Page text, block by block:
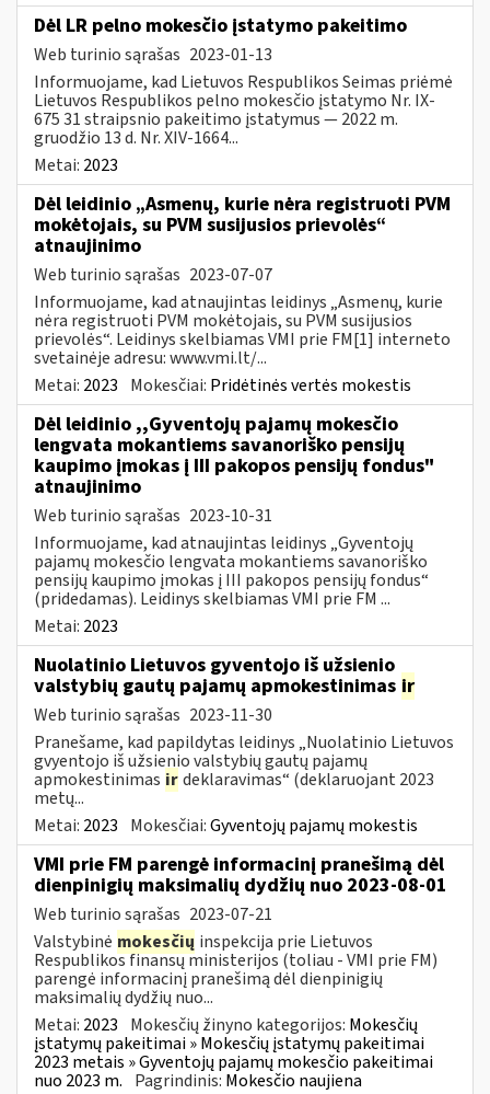
Dėl LR pelno mokesčio įstatymo pakeitimo
Web turinio sąrašas 2023-01-13
Informuojame, kad Lietuvos Respublikos Seimas priėmė
Lietuvos Respublikos pelno mokesčio įstatymo Nr. IX-
675 31 straipsnio pakeitimo įstatymus — 2022 m.
gruodžio 13 d. Nr. XIV-1664...
Metai: 2023
Dėl leidinio „Asmenų, kurie nėra registruoti PVM
mokėtojais, su PVM susijusios prievolės“
atnaujinimo
Web turinio sąrašas 2023-07-07
Informuojame, kad atnaujintas leidinys „Asmenų, kurie
nėra registruoti PVM mokėtojais, su PVM susijusios
prievolės“. Leidinys skelbiamas VMI prie FM[1] interneto
svetainėje adresu: www.vmi.lt/...
Metai: 2023 Mokesčiai: Pridėtinės vertės mokestis
Dėl leidinio ,,Gyventojų pajamų mokesčio
lengvata mokantiems savanoriško pensijų
kaupimo įmokas į III pakopos pensijų fondus"
atnaujinimo
Web turinio sąrašas 2023-10-31
Informuojame, kad atnaujintas leidinys „Gyventojų
pajamų mokesčio lengvata mokantiems savanoriško
pensijų kaupimo įmokas į III pakopos pensijų fondus“
(pridedamas). Leidinys skelbiamas VMI prie FM ...
Metai: 2023
Nuolatinio Lietuvos gyventojo iš užsienio
valstybių gautų pajamų apmokestinimas ir
Web turinio sąrašas 2023-11-30
Pranešame, kad papildytas leidinys „Nuolatinio Lietuvos
gvyentojo iš užsienio valstybių gautų pajamų
apmokestinimas irdeklaravimas“ (deklaruojant 2023
metų...
Metai: 2023 Mokesčiai:Gyventojų pajamų mokestis
VMI prie FM parengė informacinį pranešimą dėl
dienpinigių maksimalių dydžių nuo 2023-08-01
Web turinio sąrašas 2023-07-21
Valstybinė mokesčių inspekcija prie Lietuvos
Respublikos finansų ministerijos (toliau - VMI prie FM)
parengė informacinį pranešimą dėl dienpinigių
maksimalių dydžių nuo...
Metai: 2023 Mokesčių žinyno kategorijos: Mokesčių
įstatymų pakeitimai » Mokesčių įstatymų pakeitimai
2023 metais » Gyventojų pajamų mokesčio pakeitimai
nuo 2023 m. Pagrindinis: Mokesčio naujiena